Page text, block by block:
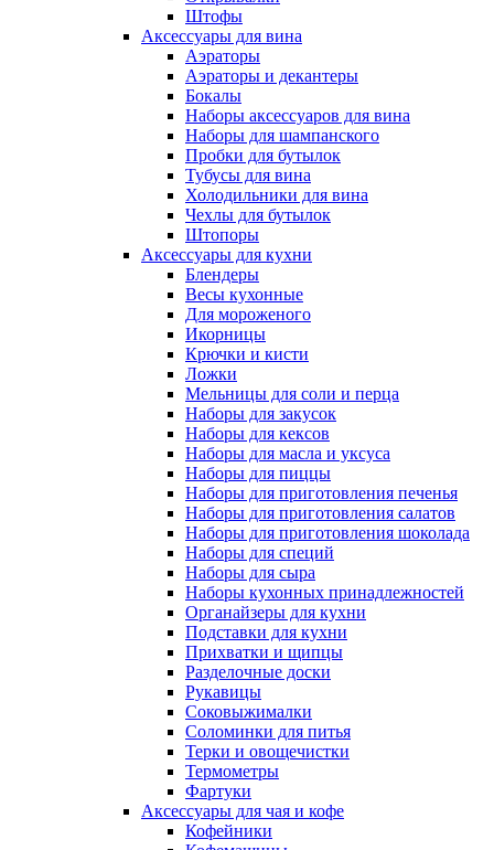
Штофы
Аксессуары для вина
Аэраторы
Аэраторы и декантеры
Бокалы
Наборы аксессуаров для вина
Наборы для шампанского
Пробки для бутылок
Тубусы для вина
Холодильники для вина
Чехлы для бутылок
Штопоры
Аксессуары для кухни
Блендеры
Весы кухонные
Для мороженого
Икорницы
Крючки и кисти
Ложки
Мельницы для соли и перца
Наборы для закусок
Наборы для кексов
Наборы для масла и уксуса
Наборы для пиццы
Наборы для приготовления печенья
Наборы для приготовления салатов
Наборы для приготовления шоколада
Наборы для специй
Наборы для сыра
Наборы кухонных принадлежностей
Органайзеры для кухни
Подставки для кухни
Прихватки и щипцы
Разделочные доски
Рукавицы
Соковыжималки
Соломинки для питья
Терки и овощечистки
Термометры
Фартуки
Аксессуары для чая и кофе
Кофейники